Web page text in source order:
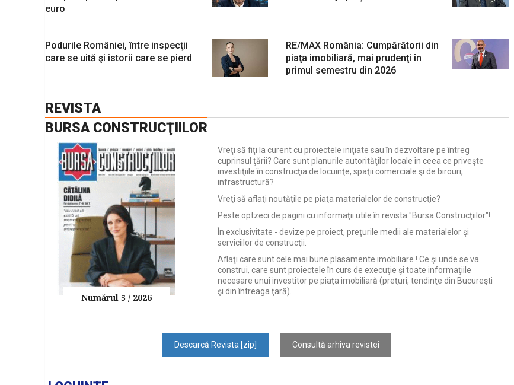
euro
Podurile României, între inspecţii
care se uită şi istorii care se pierd
RE/MAX România: Cumpărătorii din
piaţa imobiliară, mai prudenţi în
primul semestru din 2026
REVISTA
BURSA CONSTRUCŢIILOR
Numărul 5 / 2026
Vreţi să fiţi la curent cu proiectele iniţiate sau în dezvoltare pe întreg
cuprinsul ţării? Care sunt planurile autorităţilor locale în ceea ce priveşte
investiţiile în construcţia de locuinţe, spaţii comerciale şi de birouri,
infrastructură?
Vreţi să aflaţi noutăţile pe piaţa materialelor de construcţie?
Peste optzeci de pagini cu informaţii utile în revista "Bursa Construcţiilor"!
În exclusivitate - devize pe proiect, preţurile medii ale materialelor şi
serviciilor de construcţii.
Aflaţi care sunt cele mai bune plasamente imobiliare ! Ce şi unde se va
construi, care sunt proiectele în curs de execuţie şi toate informaţiile
necesare unui investitor pe piaţa imobiliară (preţuri, tendinţe din Bucureşti
şi din întreaga ţară).
Consultă arhiva revistei
numărul 1 / 2007